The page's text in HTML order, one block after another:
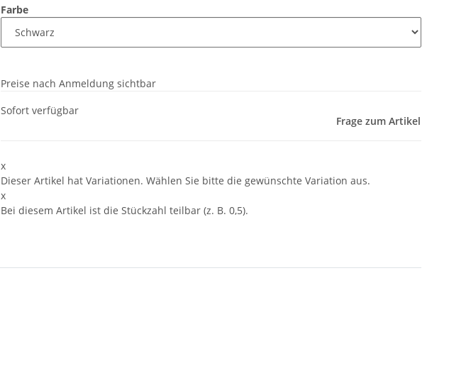
Farbe
Preise nach Anmeldung sichtbar
Sofort verfügbar
Frage zum Artikel
x
Dieser Artikel hat Variationen. Wählen Sie bitte die gewünschte Variation aus.
x
Bei diesem Artikel ist die Stückzahl teilbar (z. B. 0,5).